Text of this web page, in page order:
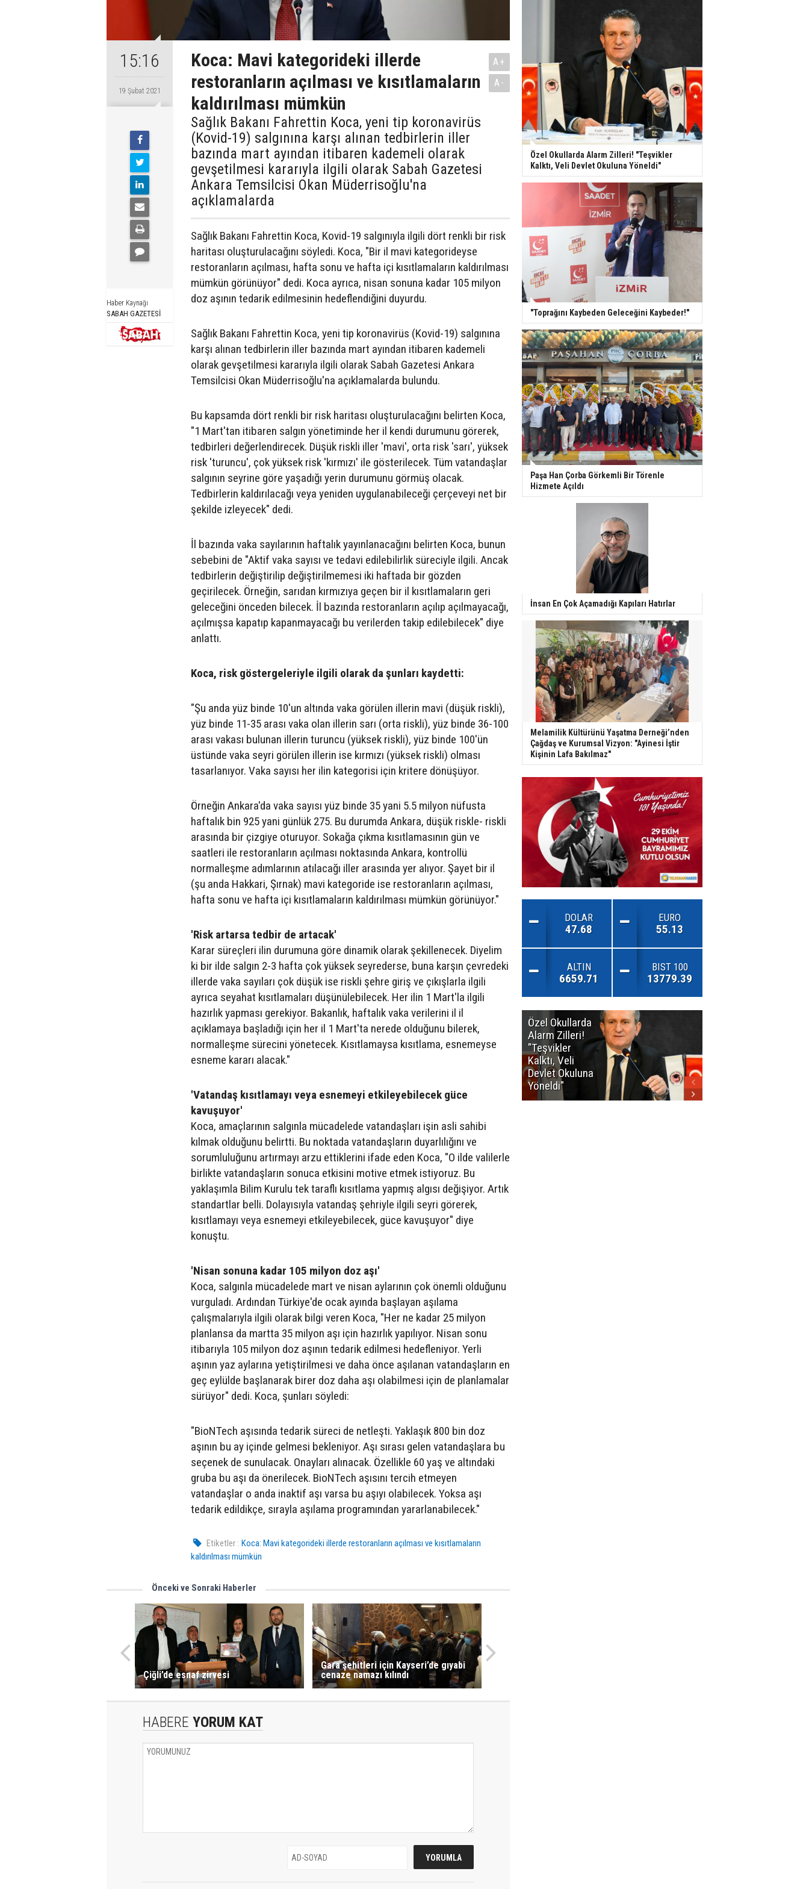
15:16
19 Şubat 2021
Haber Kaynağı
SABAH GAZETESİ
Koca: Mavi kategorideki illerde
restoranların açılması ve kısıtlamaların
kaldırılması mümkün
Sağlık Bakanı Fahrettin Koca, yeni tip koronavirüs
(Kovid-19) salgınına karşı alınan tedbirlerin iller
bazında mart ayından itibaren kademeli olarak
gevşetilmesi kararıyla ilgili olarak Sabah Gazetesi
Ankara Temsilcisi Okan Müderrisoğlu'na
açıklamalarda
A+
A-
Sağlık Bakanı Fahrettin Koca, Kovid-19 salgınıyla ilgili dört renkli bir risk
haritası oluşturulacağını söyledi. Koca, "Bir il mavi kategorideyse
restoranların açılması, hafta sonu ve hafta içi kısıtlamaların kaldırılması
mümkün görünüyor" dedi. Koca ayrıca, nisan sonuna kadar 105 milyon
doz aşının tedarik edilmesinin hedeflendiğini duyurdu.
Sağlık Bakanı Fahrettin Koca, yeni tip koronavirüs (Kovid-19) salgınına
karşı alınan tedbirlerin iller bazında mart ayından itibaren kademeli
olarak gevşetilmesi kararıyla ilgili olarak Sabah Gazetesi Ankara
Temsilcisi Okan Müderrisoğlu'na açıklamalarda bulundu.
Bu kapsamda dört renkli bir risk haritası oluşturulacağını belirten Koca,
"1 Mart'tan itibaren salgın yönetiminde her il kendi durumunu görerek,
tedbirleri değerlendirecek. Düşük riskli iller 'mavi', orta risk 'sarı', yüksek
risk 'turuncu', çok yüksek risk 'kırmızı' ile gösterilecek. Tüm vatandaşlar
salgının seyrine göre yaşadığı yerin durumunu görmüş olacak.
Tedbirlerin kaldırılacağı veya yeniden uygulanabileceği çerçeveyi net bir
şekilde izleyecek" dedi.
İl bazında vaka sayılarının haftalık yayınlanacağını belirten Koca, bunun
sebebini de "Aktif vaka sayısı ve tedavi edilebilirlik süreciyle ilgili. Ancak
tedbirlerin değiştirilip değiştirilmemesi iki haftada bir gözden
geçirilecek. Örneğin, sarıdan kırmızıya geçen bir il kısıtlamaların geri
geleceğini önceden bilecek. İl bazında restoranların açılıp açılmayacağı,
açılmışsa kapatıp kapanmayacağı bu verilerden takip edilebilecek" diye
anlattı.
Koca, risk göstergeleriyle ilgili olarak da şunları kaydetti:
"Şu anda yüz binde 10'un altında vaka görülen illerin mavi (düşük riskli),
yüz binde 11-35 arası vaka olan illerin sarı (orta riskli), yüz binde 36-100
arası vakası bulunan illerin turuncu (yüksek riskli), yüz binde 100'ün
üstünde vaka seyri görülen illerin ise kırmızı (yüksek riskli) olması
tasarlanıyor. Vaka sayısı her ilin kategorisi için kritere dönüşüyor.
Örneğin Ankara'da vaka sayısı yüz binde 35 yani 5.5 milyon nüfusta
haftalık bin 925 yani günlük 275. Bu durumda Ankara, düşük riskle- riskli
arasında bir çizgiye oturuyor. Sokağa çıkma kısıtlamasının gün ve
saatleri ile restoranların açılması noktasında Ankara, kontrollü
normalleşme adımlarının atılacağı iller arasında yer alıyor. Şayet bir il
(şu anda Hakkari, Şırnak) mavi kategoride ise restoranların açılması,
hafta sonu ve hafta içi kısıtlamaların kaldırılması mümkün görünüyor."
'Risk artarsa tedbir de artacak'
Karar süreçleri ilin durumuna göre dinamik olarak şekillenecek. Diyelim
ki bir ilde salgın 2-3 hafta çok yüksek seyrederse, buna karşın çevredeki
illerde vaka sayıları çok düşük ise riskli şehre giriş ve çıkışlarla ilgili
ayrıca seyahat kısıtlamaları düşünülebilecek. Her ilin 1 Mart'la ilgili
hazırlık yapması gerekiyor. Bakanlık, haftalık vaka verilerini il il
açıklamaya başladığı için her il 1 Mart'ta nerede olduğunu bilerek,
normalleşme sürecini yönetecek. Kısıtlamaysa kısıtlama, esnemeyse
esneme kararı alacak."
'Vatandaş kısıtlamayı veya esnemeyi etkileyebilecek güce
kavuşuyor'
Koca, amaçlarının salgınla mücadelede vatandaşları işin asli sahibi
kılmak olduğunu belirtti. Bu noktada vatandaşların duyarlılığını ve
sorumluluğunu artırmayı arzu ettiklerini ifade eden Koca, "O ilde valilerle
birlikte vatandaşların sonuca etkisini motive etmek istiyoruz. Bu
yaklaşımla Bilim Kurulu tek taraflı kısıtlama yapmış algısı değişiyor. Artık
standartlar belli. Dolayısıyla vatandaş şehriyle ilgili seyri görerek,
kısıtlamayı veya esnemeyi etkileyebilecek, güce kavuşuyor" diye
konuştu.
'Nisan sonuna kadar 105 milyon doz aşı'
Koca, salgınla mücadelede mart ve nisan aylarının çok önemli olduğunu
vurguladı. Ardından Türkiye'de ocak ayında başlayan aşılama
çalışmalarıyla ilgili olarak bilgi veren Koca, "Her ne kadar 25 milyon
planlansa da martta 35 milyon aşı için hazırlık yapılıyor. Nisan sonu
itibarıyla 105 milyon doz aşının tedarik edilmesi hedefleniyor. Yerli
aşının yaz aylarına yetiştirilmesi ve daha önce aşılanan vatandaşların en
geç eylülde başlanarak birer doz daha aşı olabilmesi için de planlamalar
sürüyor" dedi. Koca, şunları söyledi:
"BioNTech aşısında tedarik süreci de netleşti. Yaklaşık 800 bin doz
aşının bu ay içinde gelmesi bekleniyor. Aşı sırası gelen vatandaşlara bu
seçenek de sunulacak. Onayları alınacak. Özellikle 60 yaş ve altındaki
gruba bu aşı da önerilecek. BioNTech aşısını tercih etmeyen
vatandaşlar o anda inaktif aşı varsa bu aşıyı olabilecek. Yoksa aşı
tedarik edildikçe, sırayla aşılama programından yararlanabilecek."
Etiketler : Koca: Mavi kategorideki illerde restoranların açılması ve kısıtlamaların
kaldırılması mümkün
Önceki ve Sonraki Haberler
Çiğli’de esnaf zirvesi
Gara şehitleri için Kayseri’de gıyabi
cenaze namazı kılındı
HABERE YORUM KAT
Özel Okullarda Alarm Zilleri! "Teşvikler
Kalktı, Veli Devlet Okuluna Yöneldi"
"Toprağını Kaybeden Geleceğini Kaybeder!"
Paşa Han Çorba Görkemli Bir Törenle
Hizmete Açıldı
İnsan En Çok Açamadığı Kapıları Hatırlar
Melamilik Kültürünü Yaşatma Derneği’nden
Çağdaş ve Kurumsal Vizyon: "Ayinesi İştir
Kişinin Lafa Bakılmaz"
DOLAR
47.68
EURO
55.13
ALTIN
6659.71
BIST 100
13779.39
Özel Okullarda
Alarm Zilleri!
"Teşvikler
Kalktı, Veli
Devlet Okuluna
Yöneldi"